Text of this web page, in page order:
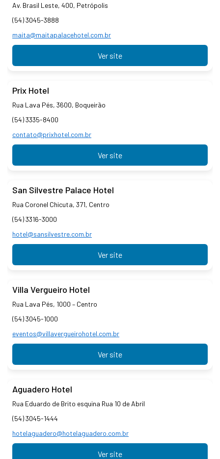
Av. Brasil Leste, 400, Petrópolis
(54) 3045-3888
maita@maitapalacehotel.com.br
Ver site
Prix Hotel
Rua Lava Pés, 3600, Boqueirão
(54) 3335-8400
contato@prixhotel.com.br
Ver site
San Silvestre Palace Hotel
Rua Coronel Chicuta, 371, Centro
(54) 3316-3000
hotel@sansilvestre.com.br
Ver site
Villa Vergueiro Hotel
Rua Lava Pés, 1000 – Centro
(54) 3045-1000
eventos@villavergueirohotel.com.br
Ver site
Aguadero Hotel
Rua Eduardo de Brito esquina Rua 10 de Abril
(54) 3045-1444
hotelaguadero@hotelaguadero.com.br
Ver site